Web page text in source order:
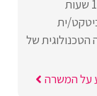
ית
של
על המשרה